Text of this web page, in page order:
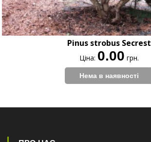
Pinus strobus Secrest
Ціна: 0.00 грн.